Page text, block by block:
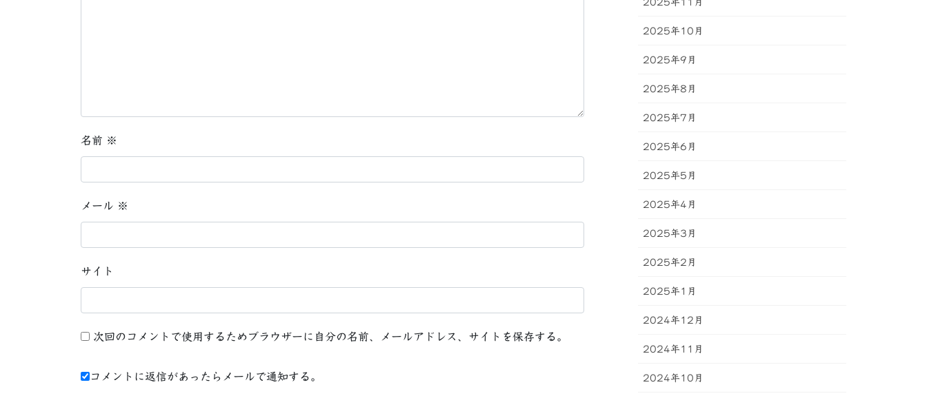
名前 ※
メール ※
サイト
次回のコメントで使用するためブラウザーに自分の名前、メールアドレス、サイトを保存する。
コメントに返信があったらメールで通知する。
2025年11月
2025年10月
2025年9月
2025年8月
2025年7月
2025年6月
2025年5月
2025年4月
2025年3月
2025年2月
2025年1月
2024年12月
2024年11月
2024年10月